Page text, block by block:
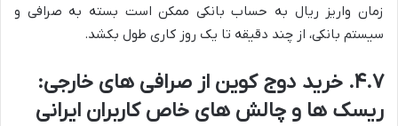
زمان واریز ریال به حساب بانکی ممکن است بسته به صرافی و
سیستم بانکی، از چند دقیقه تا یک روز کاری طول بکشد.
۴.۷. خرید دوج کوین از صرافی های خارجی:
ریسک ها و چالش های خاص کاربران ایرانی